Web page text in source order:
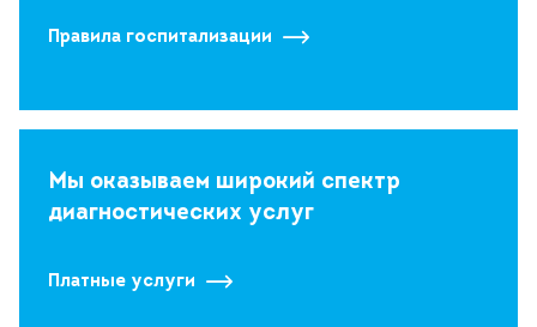
Правила госпитализации
Мы оказываем широкий спектр
диагностических услуг
Платные услуги